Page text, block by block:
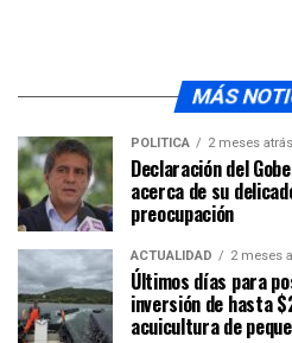
MÁS
POLÍTICA 2 meses atrás
Declaración del
acerca de su
preocupación
ACTUALIDAD 2 meses
Últimos días para
inversión de hasta
acuicultura de